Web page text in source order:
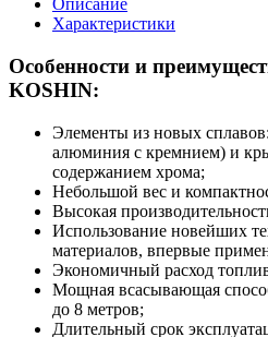
Описание
Характеристики
Особенности и
KOSHIN:
Элементы из новых
алюминия с кремнием) и
содержанием хрома;
Небольшой вес и
Высокая
Использование новейших
материалов, впервые
Экономичный расход
Мощная всасывающая
до 8 метров;
Длительный срок